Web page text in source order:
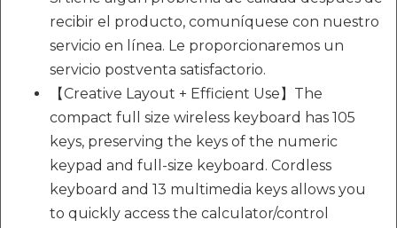
recibir el producto, comuníquese con nuestro
servicio en línea. Le proporcionaremos un
servicio postventa satisfactorio.
【Creative Layout + Efficient Use】The
compact full size wireless keyboard has 105
keys, preserving the keys of the numeric
keypad and full-size keyboard. Cordless
keyboard and 13 multimedia keys allows you
to quickly access the calculator/control